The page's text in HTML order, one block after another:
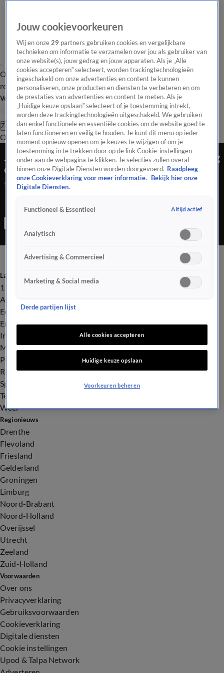
Overzicht Laatste nieuws Regionieuws Het beste van Hart
Tip de
redactie
Volg Hart van Nederland
Zoeken
OverzichtRegioUitzendingenWeerTip de redactiePanelVideo's
Jongen (16) op Urk omgekomen door 'noodlottig
ongeval'
9 dec 2022, 13:05
Laatste nieuws
112
Advies & Tips
Economie
Entertainment
Infrastructuur
Milieu en Gezondheid
Politiek
Royalty
Sport
Tech
Weer
Regionieuws
Drenthe
Flevoland
Friesland
Gelderland
Groningen
Limburg
Noord-Brabant
Noord-Holland
Overijssel
Utrecht
Zeeland
Zuid-Holland
Voorwaarden
Over ons
Privacyverklaring
Gebruiksvoorwaarden
Cookieverklaring
Digitale diensten
Cookie instellingen
Upod & Talpa Network
Jouw cookievoorkeuren
Wij en onze29 partners gebruiken cookies en vergelijkbare
technieken om informatie te verzamelen over jou als gebruiker van
onze website(s), jouw gedrag en jouw apparaten. Als je „Alle
cookies accepteren” selecteert, worden trackingtechnologieën
ingeschakeld om onze advertenties en content te kunnen
personaliseren, onze producten en diensten te verbeteren en om
de prestaties van advertenties en content te meten. Als je
„Huidige keuze opslaan” selecteert of je toestemming intrekt,
worden deze trackingtechnologieën uitgeschakeld. We gebruiken
dan enkel functionele en essentiële cookies om de website goed te
laten functioneren en veilig te houden. Je kunt dit menu op ieder
moment opnieuw openen om je keuzes te wijzigen of om je
toestemming in te trekken door op de link Cookie-instellingen
onder aan de webpagina te klikken. Je selecties zullen overal
binnen onze Digitale Diensten worden doorgevoerd. Raadpleeg
onze Cookieverklaring voor meer informatie.
Bekijk hier onze
Digitale Diensten.
Functioneel & Essentieel Altijd actief
Analytisch
Advertising & Commercieel
Marketing & Social media
Derde partijen lijst
Alle cookies accepteren
Huidige keuze opslaan
Voorkeuren beheren